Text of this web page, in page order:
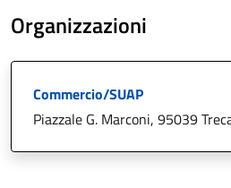
Organizzazioni
Commercio/SUAP
Piazzale G. Marconi, 95039